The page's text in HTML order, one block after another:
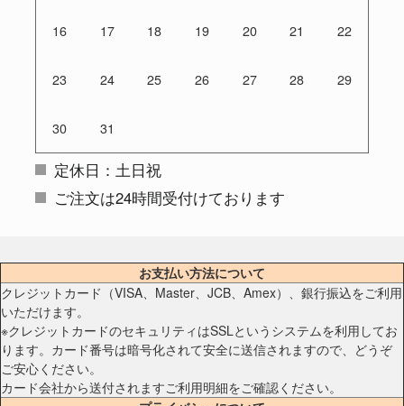
16 17 18 19 20 21 22
23 24 25 26 27 28 29
30 31
定休日：土日祝
ご注文は24時間受付けております
お支払い方法について
クレジットカード（VISA、Master、JCB、Amex）、銀行振込をご利用
いただけます。
※クレジットカードのセキュリティはSSLというシステムを利用してお
ります。カード番号は暗号化されて安全に送信されますので、どうぞ
ご安心ください。
カード会社から送付されますご利用明細をご確認ください。